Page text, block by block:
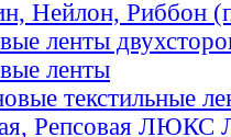
Нейлон, Риббон
ленты
ленты
текстильные
Репсовая ЛЮКС